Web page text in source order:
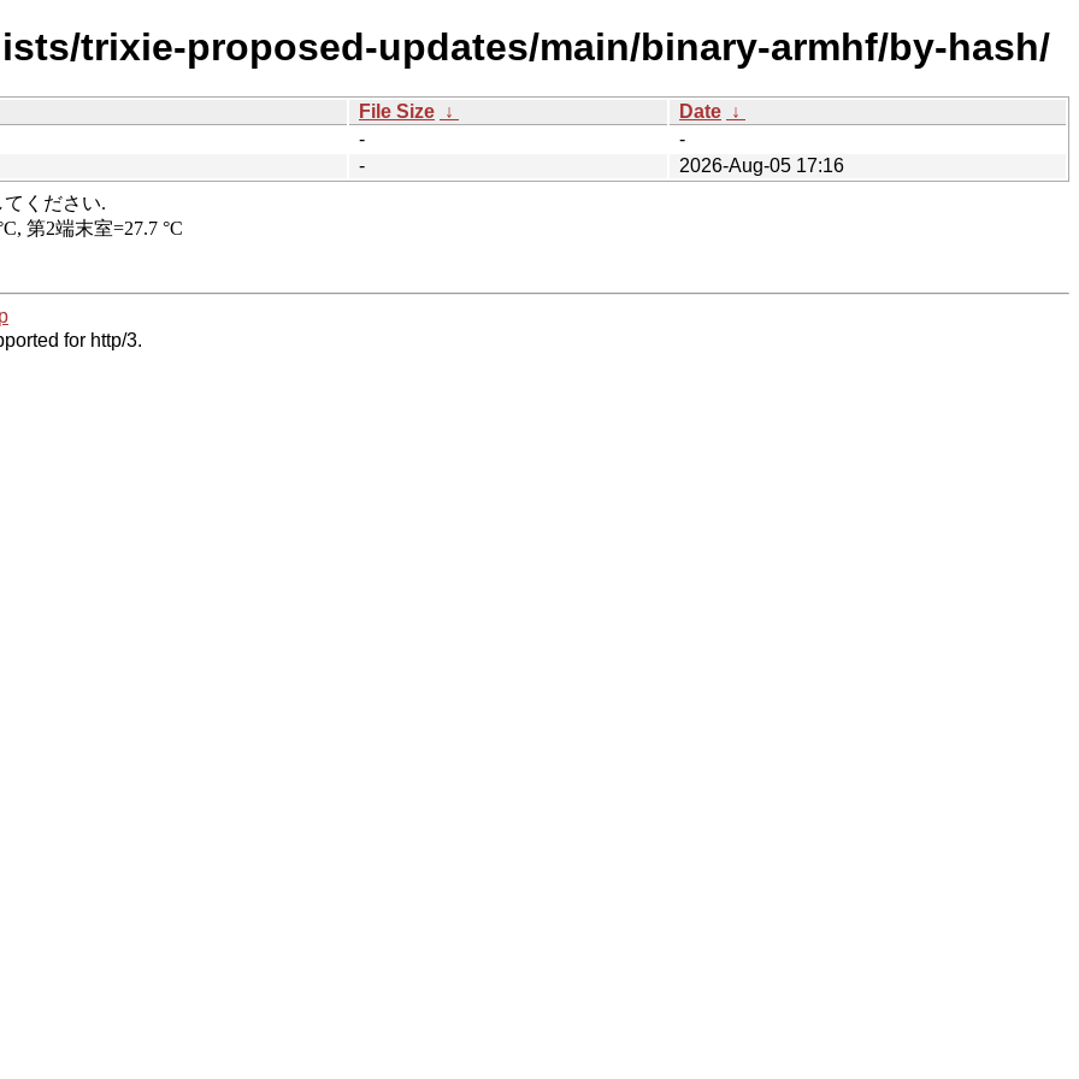
trixie-proposed-updates/main/binary-armhf/by-hash/
File Size ↓ Date ↓
-
-
-
2026-Aug-05 17:16
for http/3.